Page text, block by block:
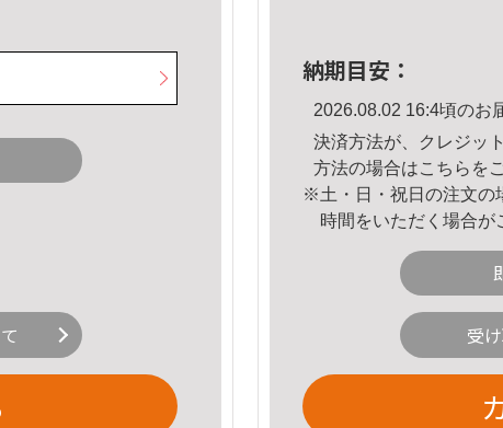
納期目安：
2026.08.02 16:4頃のお
決済方法が、クレジッ
方法の場合はこちら を
※土・日・祝日の注文の
時間をいただく場合が
受